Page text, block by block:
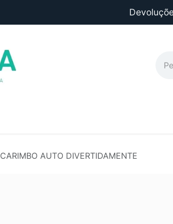
CARIMBO AUTO DIVERTIDAMENTE